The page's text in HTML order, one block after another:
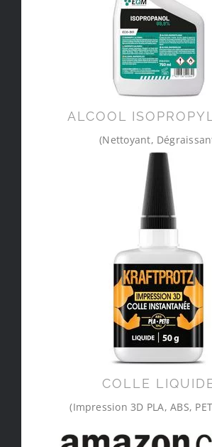
ALCOOL
(Nettoyant,
COLLE
(Impression 3D PLA, ABS,